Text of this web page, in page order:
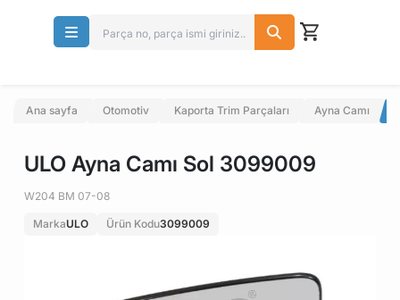
Ana sayfa Otomotiv Kaporta Trim Parçaları Ayna Camı
ULO Ayna Camı Sol 3099009
W204 BM 07-08
MarkaULO Ürün Kodu3099009